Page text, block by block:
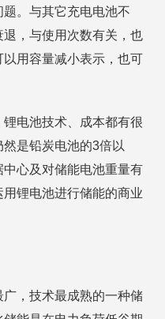
。与其它充电电池不
，与使用次数有关，也
用容量减小表示，也可
电池技术、成本都有很
是铅炭电池的3倍以
中心及对储能电池重量有
锂电池进行储能的商业
，技术最成熟的一种储